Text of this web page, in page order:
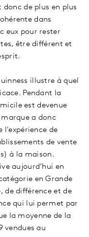
de plus en plus
dans
eux pour rester
être différent et
illustre à quel
Pendant la
est devenue
a donc
l'expérience de
de vente
à la maison.
aujourd’hui en
en Grande
de différence et de
qui lui permet par
la moyenne de la
vendues au